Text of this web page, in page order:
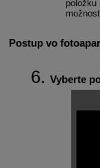
položku [
Postup vo
Vyberte